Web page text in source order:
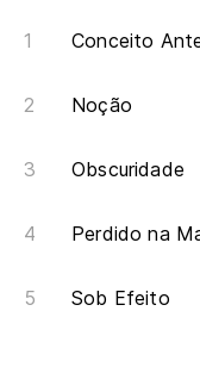
Conceito
Noção
Obscuridade
Perdido na
Sob Efeito